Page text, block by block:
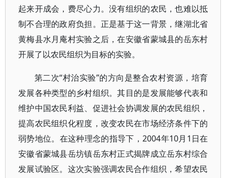
起来开成会，费尽心力。没有组织的农民，也难以抵
制不合理的政府负担。正是基于这一背景，继湖北省
黄梅县水月庵村实验之后，在安徽省蒙城县的岳东村
开展了以农民组织为目标的实验。
第二次“村治实验”的方向是整合农村资源，培育
发展各种类型的乡村组织。其目的是发展能够代表和
维护中国农民利益、促进社会协调发展的农民组织，
提高农民组织化程度，改变农民在市场经济条件下的
弱势地位。在这种理念的指导下，2004年10月1日在
安徽省蒙城县岳坊镇岳东村正式揭牌成立岳东村综合
发展试验区。这次实验强调农民合作组织，希望农民